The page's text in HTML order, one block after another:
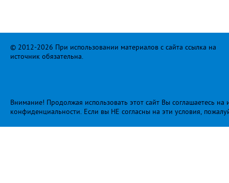
© 2012-2026 При использовании материалов с сайта ссылка на
источник обязательна.
Внимание! Продолжая использовать этот сайт Вы соглашаетесь
конфиденциальности. Если вы НЕ согласны на эти условия,